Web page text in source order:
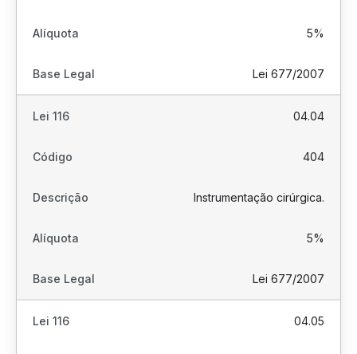
5%
Lei 677/2007
04.04
404
Instrumentação cirúrgica.
5%
Lei 677/2007
04.05